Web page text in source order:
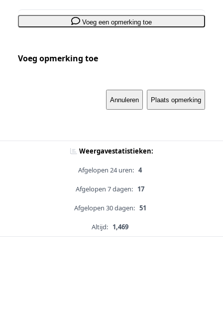
Voeg een opmerking toe
Voeg opmerking toe
Annuleren Plaats opmerking
Weergavestatistieken:
Afgelopen 24 uren: 4
Afgelopen 7 dagen: 17
Afgelopen 30 dagen: 51
Altijd: 1,469